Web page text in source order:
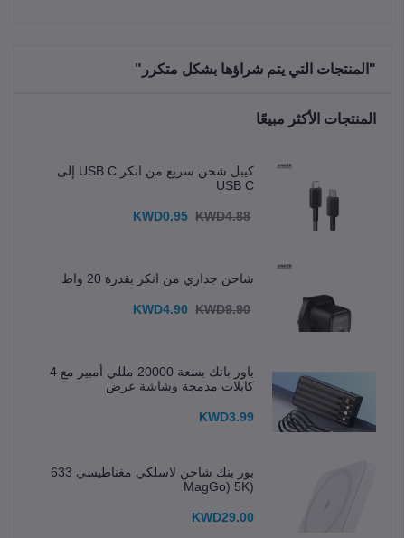
"المنتجات التي يتم شراؤها بشكل متكرر"
المنتجات الأكثر مبيعًا
كيبل شحن سريع من انكر USB C إلى
USB C
KWD0.95 KWD4.88
شاحن جداري من انكر بقدرة 20 واط
KWD4.90 KWD9.90
باور بانك بسعة 20000 مللي أمبير مع 4
كابلات مدمجة وشاشة عرض
KWD3.99
بور بنك شاحن لاسلكي مغناطيسي 633
(MagGo) 5K
KWD29.00